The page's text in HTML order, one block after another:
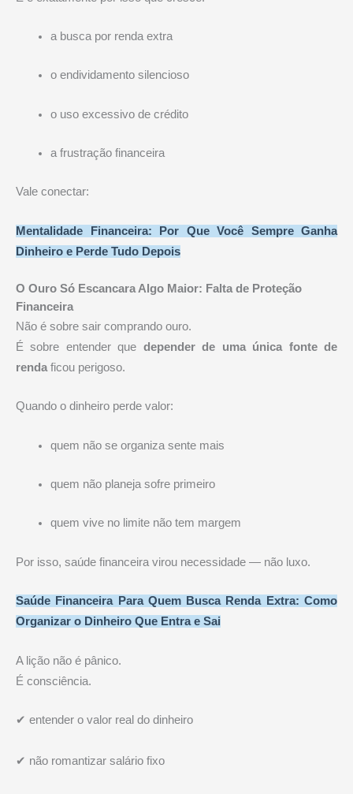
a busca por renda extra
o endividamento silencioso
o uso excessivo de crédito
a frustração financeira
Vale conectar:
Mentalidade Financeira: Por Que Você Sempre Ganha
Dinheiro e Perde Tudo Depois
O Ouro Só Escancara Algo Maior: Falta de Proteção
Financeira
Não é sobre sair comprando ouro.
É sobre entender que depender de uma única fonte de
renda ficou perigoso.
Quando o dinheiro perde valor:
quem não se organiza sente mais
quem não planeja sofre primeiro
quem vive no limite não tem margem
Por isso, saúde financeira virou necessidade — não luxo.
Saúde Financeira Para Quem Busca Renda Extra: Como
Organizar o Dinheiro Que Entra e Sai
A lição não é pânico.
É consciência.
✔ entender o valor real do dinheiro
✔ não romantizar salário fixo